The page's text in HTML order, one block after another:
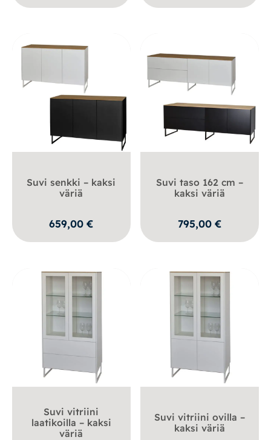
Suvi senkki – kaksi
väriä
659,00€
Suvi taso 162 cm –
kaksi väriä
795,00€
Suvi vitriini
laatikoilla – kaksi
väriä
Suvi vitriini ovilla –
kaksi väriä